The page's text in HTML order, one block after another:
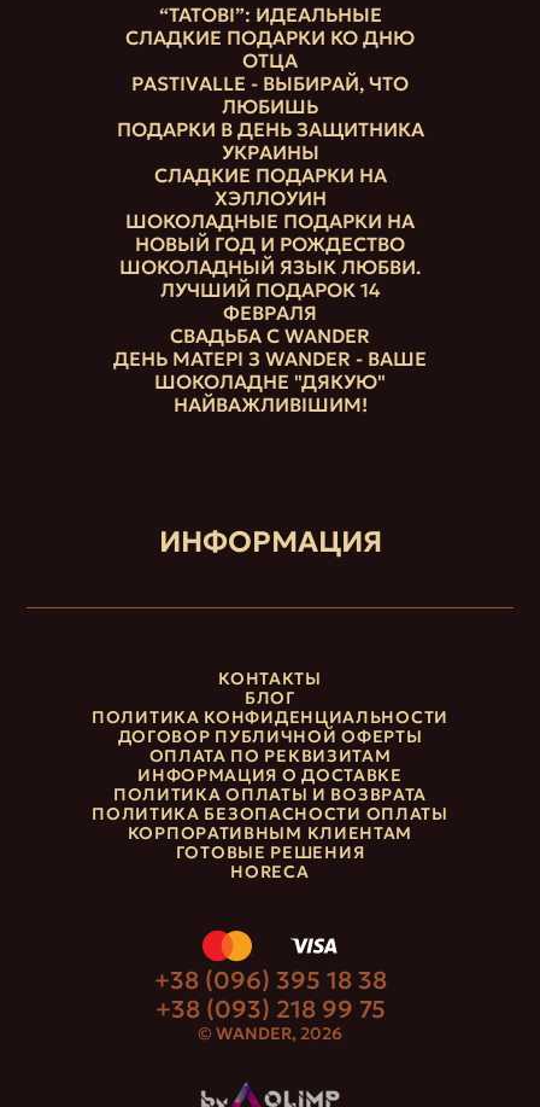
“ТАТОВІ”: ИДЕАЛЬНЫЕ
СЛАДКИЕ ПОДАРКИ КО ДНЮ
ОТЦА
PASTIVALLE - ВЫБИРАЙ, ЧТО
ЛЮБИШЬ
ПОДАРКИ В ДЕНЬ ЗАЩИТНИКА
УКРАИНЫ
СЛАДКИЕ ПОДАРКИ НА
ХЭЛЛОУИН
ШОКОЛАДНЫЕ ПОДАРКИ НА
НОВЫЙ ГОД И РОЖДЕСТВО
ШОКОЛАДНЫЙ ЯЗЫК ЛЮБВИ.
ЛУЧШИЙ ПОДАРОК 14
ФЕВРАЛЯ
СВАДЬБА С WANDER
ДЕНЬ МАТЕРІ З WANDER - ВАШЕ
ШОКОЛАДНЕ "ДЯКУЮ"
НАЙВАЖЛИВІШИМ!
ИНФОРМАЦИЯ
КОНТАКТЫ
БЛОГ
ПОЛИТИКА КОНФИДЕНЦИАЛЬНОСТИ
ДОГОВОР ПУБЛИЧНОЙ ОФЕРТЫ
ОПЛАТА ПО РЕКВИЗИТАМ
ИНФОРМАЦИЯ О ДОСТАВКЕ
ПОЛИТИКА ОПЛАТЫ И ВОЗВРАТА
ПОЛИТИКА БЕЗОПАСНОСТИ ОПЛАТЫ
КОРПОРАТИВНЫМ КЛИЕНТАМ
ГОТОВЫЕ РЕШЕНИЯ
HORECA
© WANDER, 2026
+38 (096) 395 18 38
+38 (093) 218 99 75